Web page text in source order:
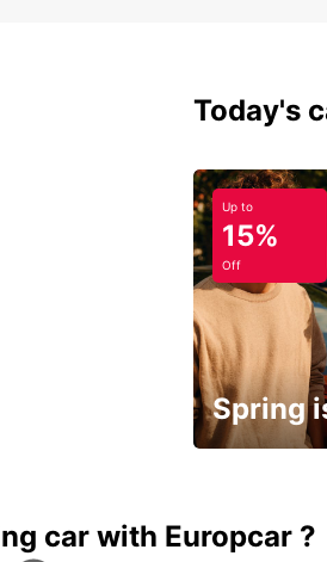
Today's
Up to
15%
Off
Spring
car with Europcar ?